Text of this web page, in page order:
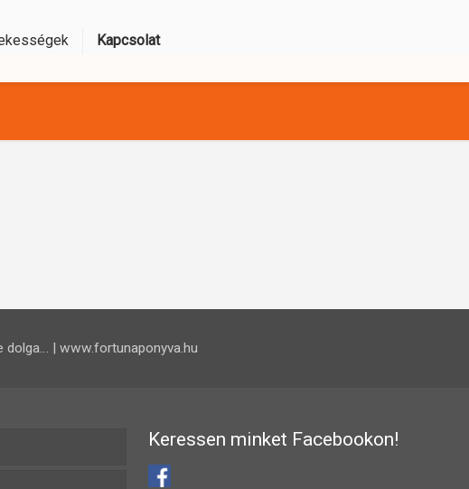
Kapcsolat
dolga… | www.fortunaponyva.hu
Keressen minket Facebookon!